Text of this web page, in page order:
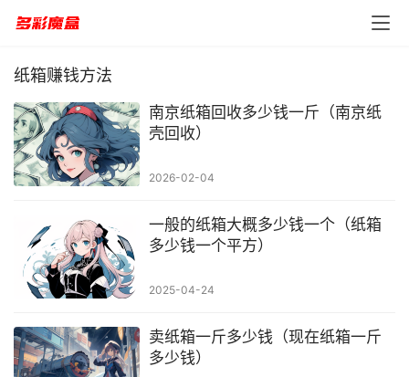
纸箱赚钱方法
南京纸箱回收多少钱一斤（南京纸
壳回收）
2026-02-04
一般的纸箱大概多少钱一个（纸箱
多少钱一个平方）
2025-04-24
卖纸箱一斤多少钱（现在纸箱一斤
多少钱）